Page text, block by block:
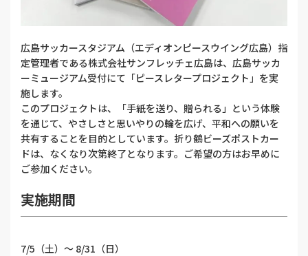
広島サッカースタジアム（エディオンピースウイング広島）指
定管理者である株式会社サンフレッチェ広島は、広島サッカ
ーミュージアム受付にて「ピースレタープロジェクト」を実
施します。
このプロジェクトは、「手紙を送り、贈られる」という体験
を通じて、やさしさと思いやりの輪を広げ、平和への願いを
共有することを目的としています。折り鶴ビーズポストカー
ドは、なくなり次第終了となります。ご希望の方はお早めに
ご参加ください。
実施期間
7/5（土）～ 8/31（日）